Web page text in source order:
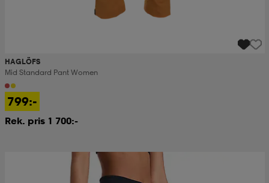
HAGLÖFS
Mid Standard Pant Women
799:-
Rek. pris 1 700:-